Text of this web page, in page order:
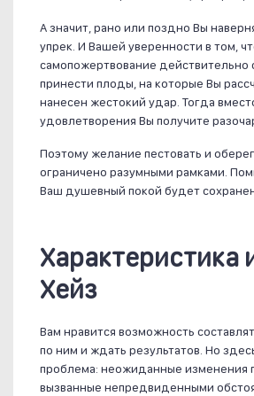
А значит, рано или поздно Вы
упрек. И Вашей уверенности в том,
самопожертвование действительно
принести плоды, на которые Вы
нанесен жестокий удар. Тогда
удовлетворения Вы получите
Поэтому желание пестовать и
ограничено разумными рамками.
Ваш душевный покой будет
Характеристика
Хейз
Вам нравится возможность
по ним и ждать результатов. Но
проблема: неожиданные изменения
вызванные непредвиденными